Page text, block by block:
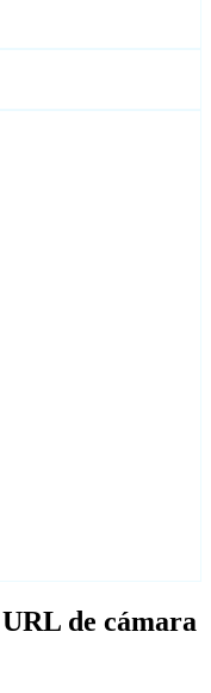
de cámara